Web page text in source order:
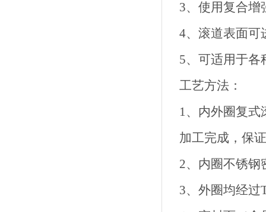
3、使用复合增
4、滚道表面可
5、可适用于各
工艺方法：
1、内外圈复式
加工完成，保
2、内圈不锈钢
3、外圈